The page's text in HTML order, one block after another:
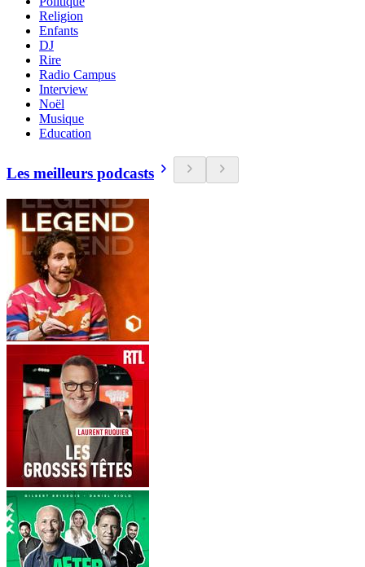
Religion
Enfants
DJ
Rire
Radio Campus
Interview
Noël
Musique
Education
Les meilleurs podcasts